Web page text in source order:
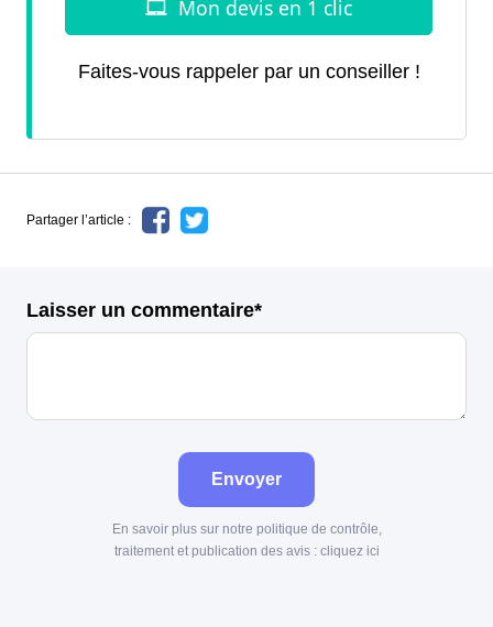
Faites-vous rappeler par un conseiller !
Partager l’article :
Laisser un commentaire*
Envoyer
En savoir plus sur notre politique de contrôle,
traitement et publication des avis : cliquez ici